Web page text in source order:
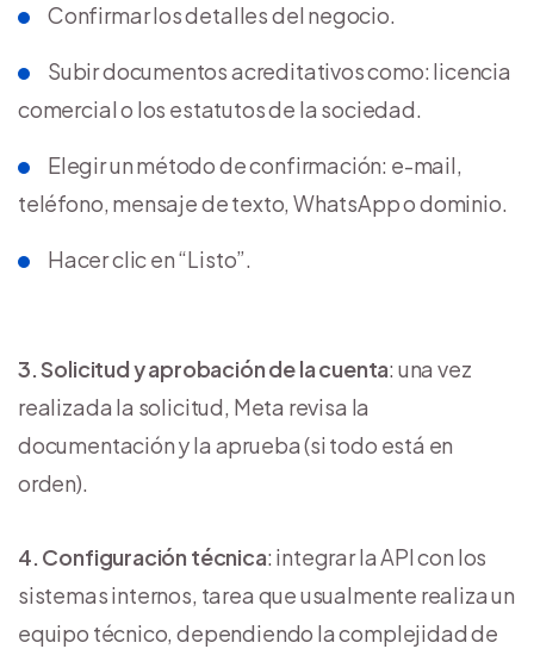
Confirmar los detalles del negocio.
Subir documentos acreditativos como: licencia
comercial o los estatutos de la sociedad.
Elegir un método de confirmación: e-mail,
teléfono, mensaje de texto, WhatsApp o dominio.
Hacer clic en “Listo”.
3. Solicitud y aprobación de la cuenta: una vez
realizada la solicitud, Meta revisa la
documentación y la aprueba (si todo está en
orden).
4. Configuración técnica: integrar la API con los
sistemas internos, tarea que usualmente realiza un
equipo técnico, dependiendo la complejidad de